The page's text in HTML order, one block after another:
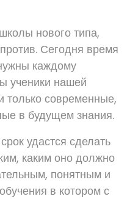
нового типа,
Сегодня время
каждому
ученики нашей
только современные,
в будущем знания.
удастся сделать
каким оно должно
понятным и
в котором с